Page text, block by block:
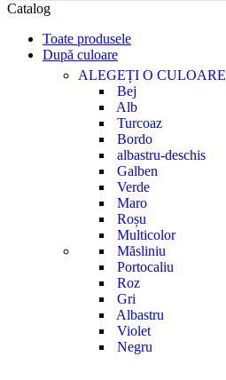
Catalog
Toate produsele
După culoare
ALEGEȚI O CULOARE
Bej
Alb
Turcoaz
Bordo
albastru-deschis
Galben
Verde
Maro
Roșu
Multicolor
Măsliniu
Portocaliu
Roz
Gri
Albastru
Violet
Negru